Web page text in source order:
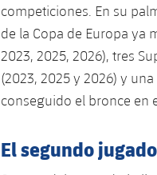
competiciones. En su
de la Copa de Europa ya
2023, 2025, 2026), tres
(2023, 2025 y 2026) y
conseguido el bronce en
El segundo